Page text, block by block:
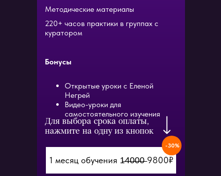
Бонусы
Открытые уроки с Еленой
Негрей
Видео-уроки для
самостоятельного изучения
220+ часов практики в группах с
куратором
Методические материалы
1 месяц обучения 1̶4̶0̶0̶0̶ 9800₽
-30%
Для выбора срока оплаты,
нажмите на одну из кнопок